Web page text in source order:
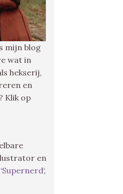
mijn blog
wat in
hekserij,
en
Klik op
en
Supernerd‘,